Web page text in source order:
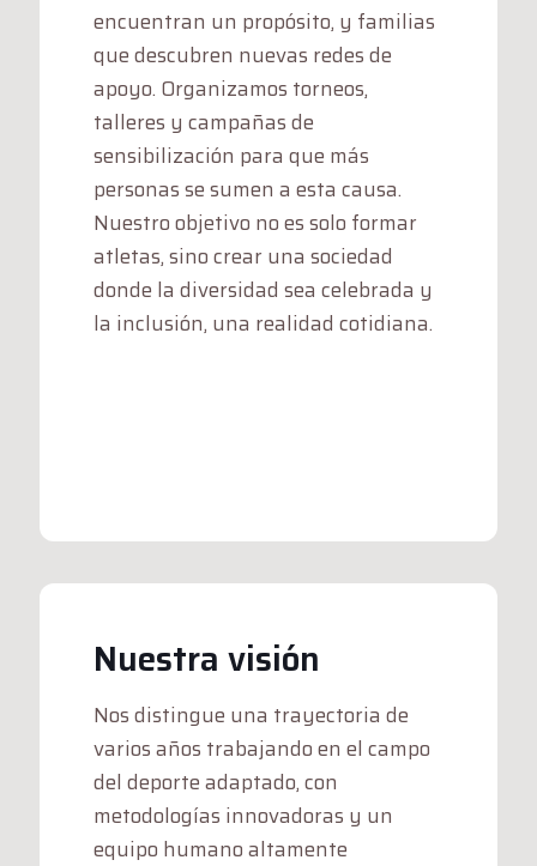
encuentran un propósito, y familias
que descubren nuevas redes de
apoyo. Organizamos torneos,
talleres y campañas de
sensibilización para que más
personas se sumen a esta causa.
Nuestro objetivo no es solo formar
atletas, sino crear una sociedad
donde la diversidad sea celebrada y
la inclusión, una realidad cotidiana.
Nuestra visión
Nos distingue una trayectoria de
varios años trabajando en el campo
del deporte adaptado, con
metodologías innovadoras y un
equipo humano altamente